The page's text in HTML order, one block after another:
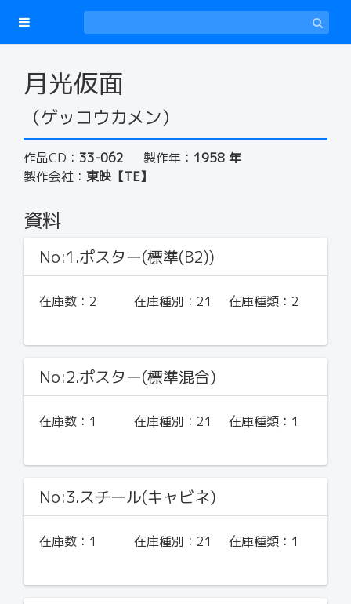
月光仮面
（ゲッコウカメン）
作品CD： 33-062 製作年： 1958 年
製作会社： 東映【TE】
資料
No:1.ポスター(標準(B2))
在庫数： 2 在庫種別： 21 在庫種類： 2
No:2.ポスター(標準混合)
在庫数： 1 在庫種別： 21 在庫種類： 1
No:3.スチール(キャビネ)
在庫数： 1 在庫種別： 21 在庫種類： 1